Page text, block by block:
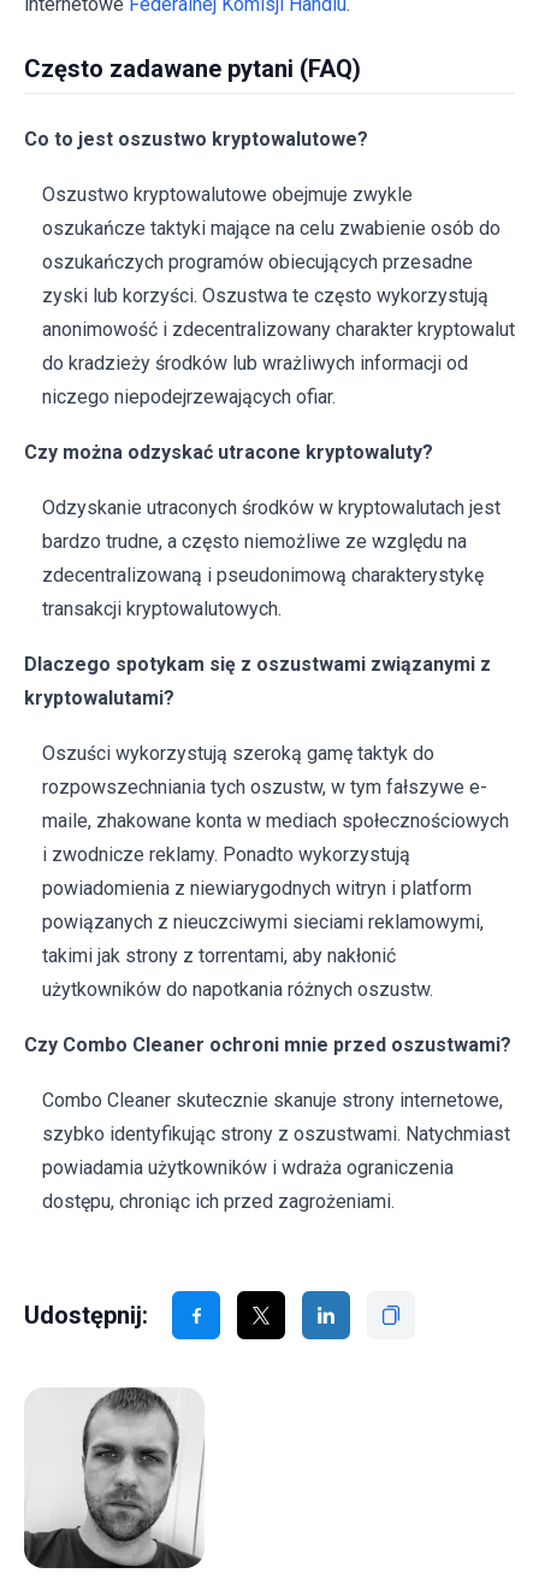
internetowe Federalnej Komisji Handlu.
Często zadawane pytani (FAQ)
Co to jest oszustwo kryptowalutowe?
Oszustwo kryptowalutowe obejmuje zwykle
oszukańcze taktyki mające na celu zwabienie osób do
oszukańczych programów obiecujących przesadne
zyski lub korzyści. Oszustwa te często wykorzystują
anonimowość i zdecentralizowany charakter kryptowalut
do kradzieży środków lub wrażliwych informacji od
niczego niepodejrzewających ofiar.
Czy można odzyskać utracone kryptowaluty?
Odzyskanie utraconych środków w kryptowalutach jest
bardzo trudne, a często niemożliwe ze względu na
zdecentralizowaną i pseudonimową charakterystykę
transakcji kryptowalutowych.
Dlaczego spotykam się z oszustwami związanymi z
kryptowalutami?
Oszuści wykorzystują szeroką gamę taktyk do
rozpowszechniania tych oszustw, w tym fałszywe e-
maile, zhakowane konta w mediach społecznościowych
i zwodnicze reklamy. Ponadto wykorzystują
powiadomienia z niewiarygodnych witryn i platform
powiązanych z nieuczciwymi sieciami reklamowymi,
takimi jak strony z torrentami, aby nakłonić
użytkowników do napotkania różnych oszustw.
Czy Combo Cleaner ochroni mnie przed oszustwami?
Combo Cleaner skutecznie skanuje strony internetowe,
szybko identyfikując strony z oszustwami. Natychmiast
powiadamia użytkowników i wdraża ograniczenia
dostępu, chroniąc ich przed zagrożeniami.
Udostępnij: